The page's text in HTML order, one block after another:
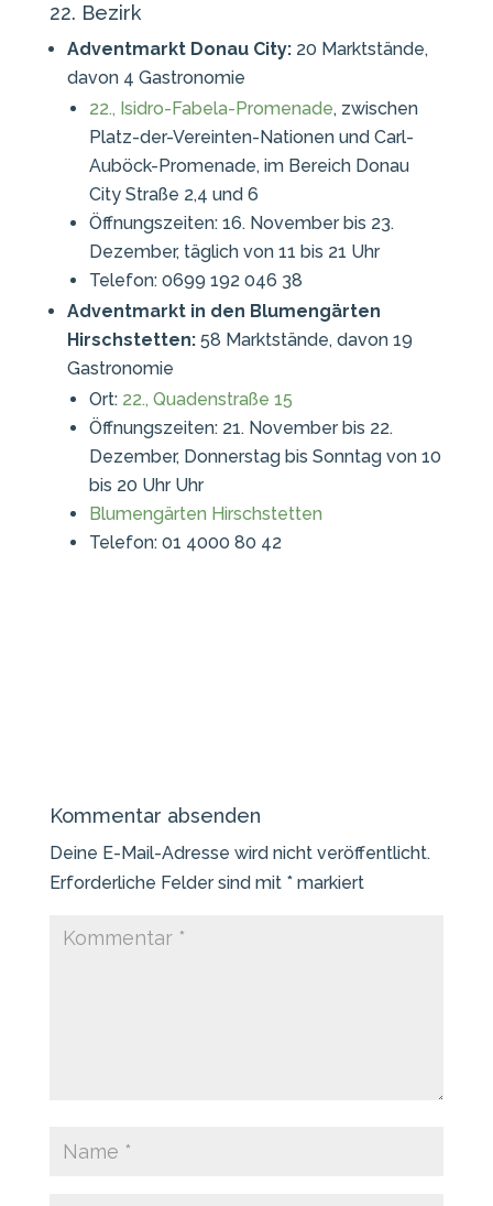
22. Bezirk
Adventmarkt Donau City:20 Marktstände,
davon 4 Gastronomie
22., Isidro-Fabela-Promenade, zwischen
Platz-der-Vereinten-Nationen und Carl-
Auböck-Promenade, im Bereich Donau
City Straße 2,4 und 6
Öffnungszeiten: 16. November bis 23.
Dezember, täglich von 11 bis 21 Uhr
Telefon: 0699 192 046 38
Adventmarkt in den Blumengärten
Hirschstetten: 58 Marktstände, davon 19
Gastronomie
Ort: 22., Quadenstraße 15
Öffnungszeiten: 21. November bis 22.
Dezember, Donnerstag bis Sonntag von 10
bis 20 Uhr Uhr
Blumengärten Hirschstetten
Telefon: 01 4000 80 42
Kommentar absenden
Deine E-Mail-Adresse wird nicht veröffentlicht.
Erforderliche Felder sind mit *markiert